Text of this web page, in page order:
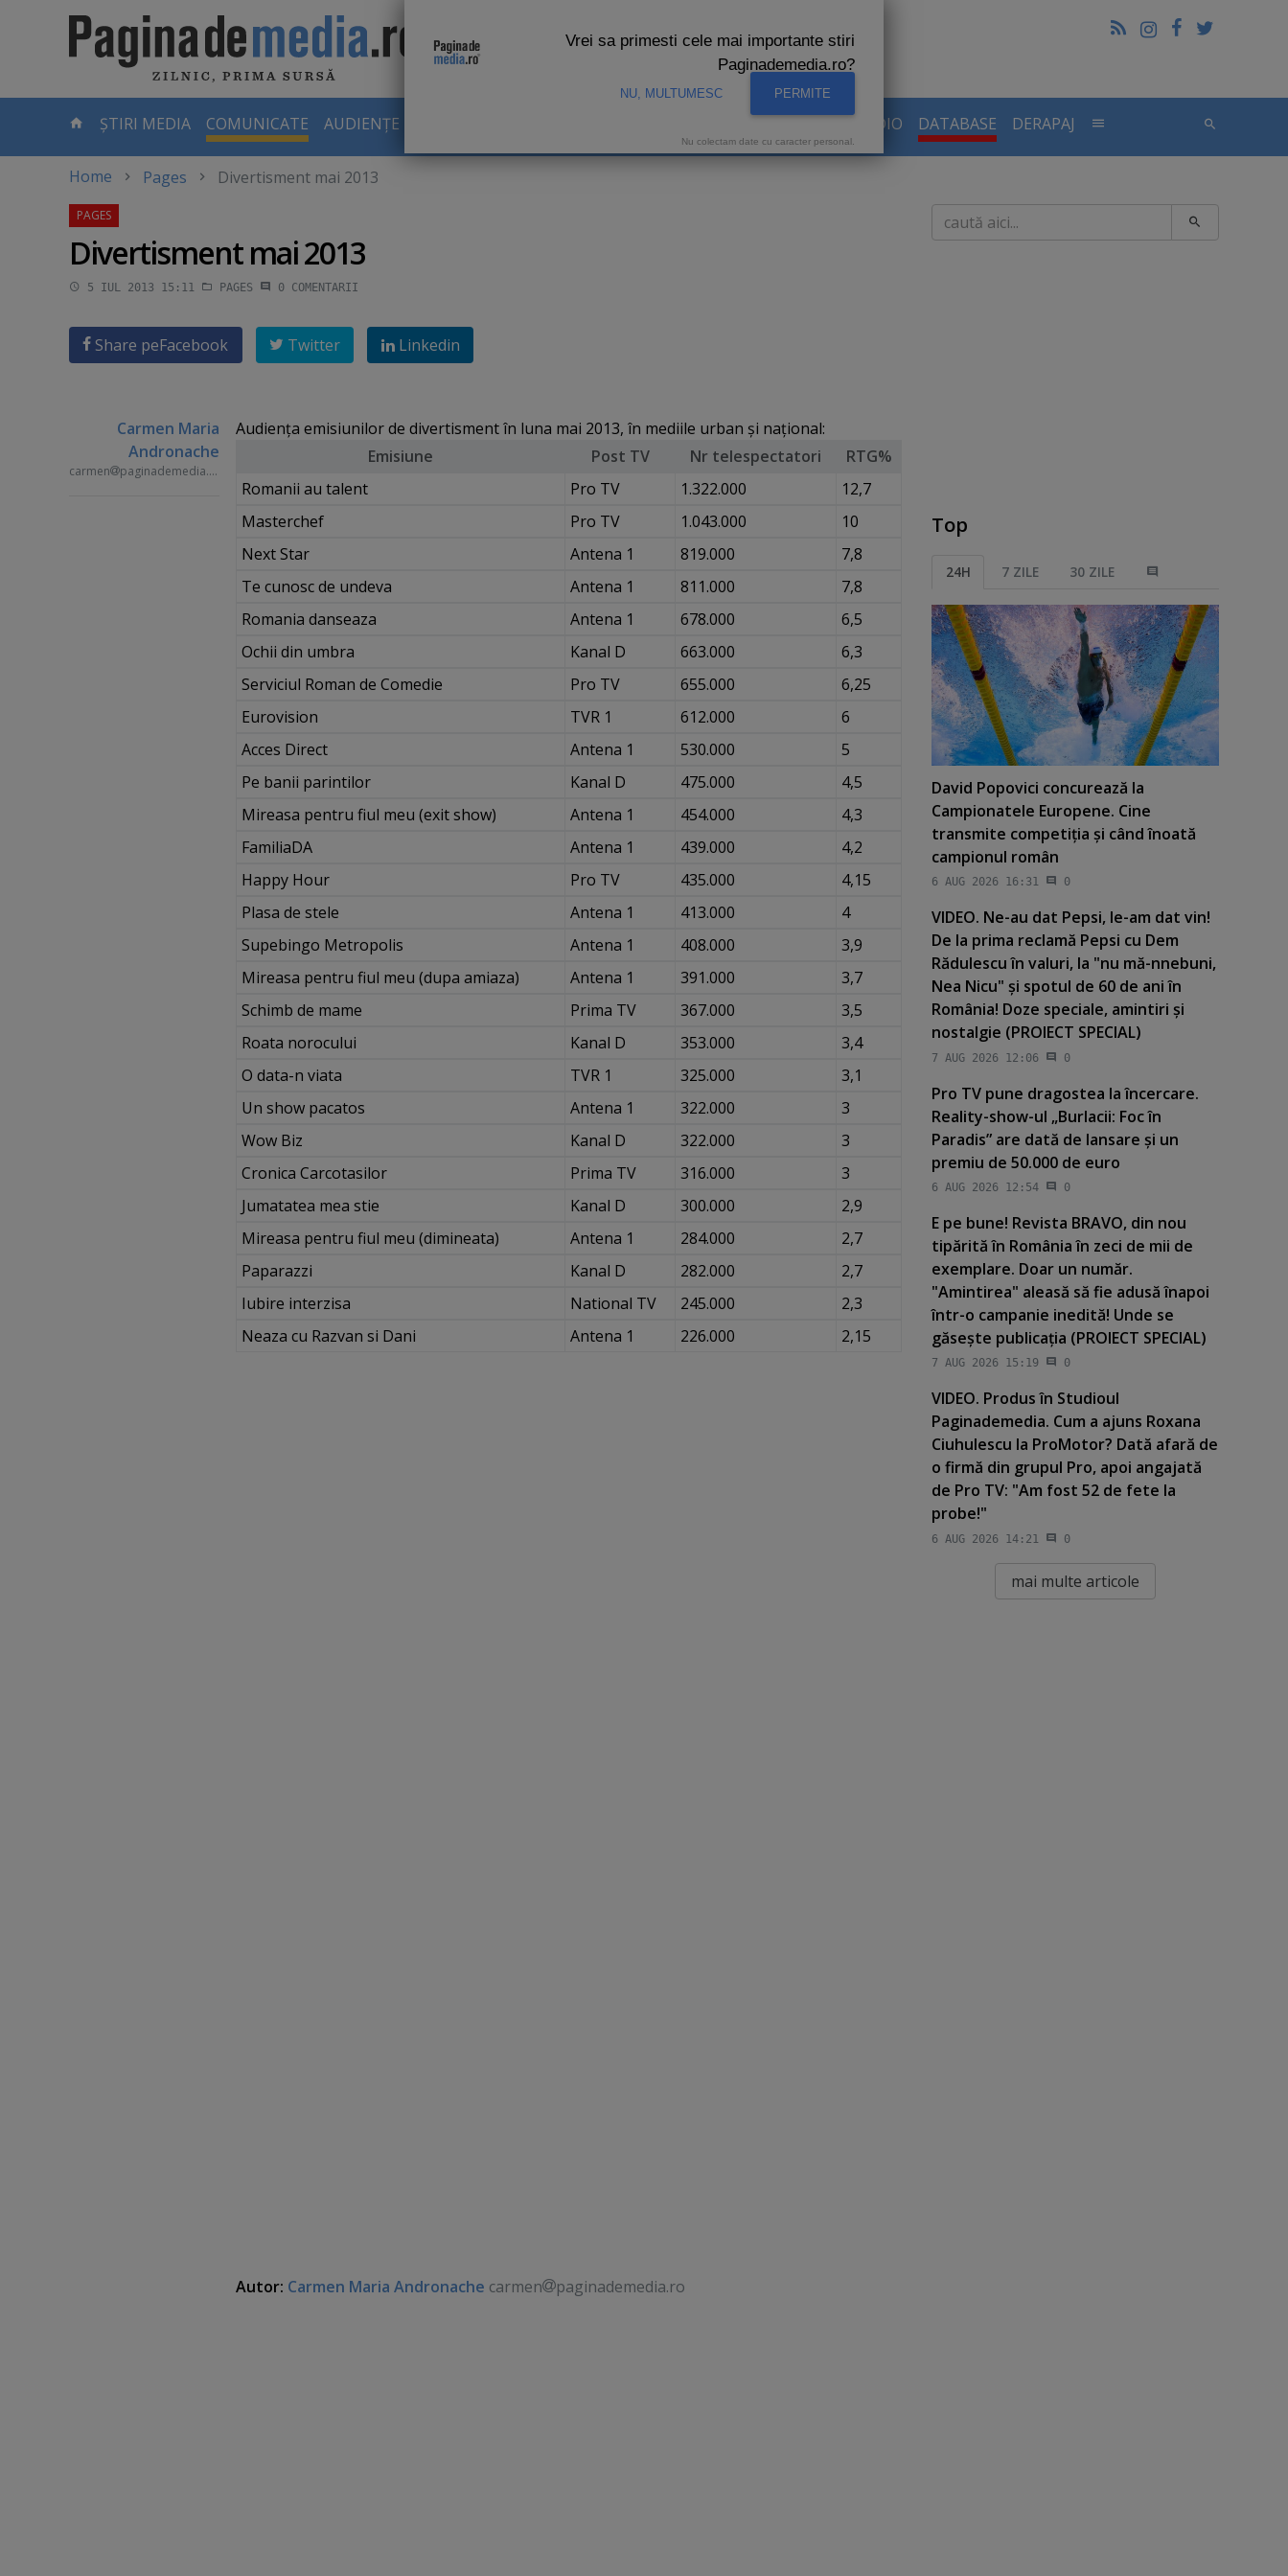
CURENTĂ
ȘTIRI MEDIA COMUNICATE AUDIENȚE TV AUDIENTE RADIO DATABASE DERAPAJ
Home Pages Divertisment mai 2013
Divertisment mai 2013
5 IUL 2013 15:11 PAGES 0 COMENTARII
Share peFacebook Twitter Linkedin
Carmen Maria
Andronache
carmen paginademedia.ro
Audienţa emisiunilor de divertisment în luna mai 2013, în mediile urban şi naţional:
Emisiune
Post TV Nr telespectatori
RTG%
Romanii au talent
Pro TV 1.322.000
12,7
Masterchef
Pro TV 1.043.000
10
Next Star
Antena 1 819.000
7,8
Te cunosc de undeva
Antena 1 811.000
7,8
Romania danseaza
Antena 1 678.000
6,5
Ochii din umbra
Kanal D 663.000
6,3
Serviciul Roman de Comedie
Pro TV 655.000
6,25
Eurovision
TVR 1 612.000
6
Acces Direct
Antena 1 530.000
5
Pe banii parintilor
Kanal D 475.000
4,5
Mireasa pentru fiul meu (exit show)
Antena 1 454.000
4,3
FamiliaDA
Antena 1 439.000
4,2
Happy Hour
Pro TV 435.000
4,15
Plasa de stele
Antena 1 413.000
4
Supebingo Metropolis
Antena 1 408.000
3,9
Mireasa pentru fiul meu (dupa amiaza)
Antena 1 391.000
3,7
Schimb de mame
Prima TV 367.000
3,5
Roata norocului
Kanal D 353.000
3,4
O data-n viata
TVR 1 325.000
3,1
Un show pacatos
Antena 1 322.000
3
Wow Biz
Kanal D 322.000
3
Cronica Carcotasilor
Prima TV 316.000
3
Jumatatea mea stie
Kanal D 300.000
2,9
Mireasa pentru fiul meu (dimineata)
Antena 1 284.000
2,7
Paparazzi
Kanal D 282.000
2,7
Iubire interzisa
National TV 245.000
2,3
Neaza cu Razvan si Dani
Antena 1 226.000 2,15
Autor: Carmen Maria Andronache carmen paginademedia.ro
Caută
Top
24H 7 ZILE 30 ZILE
David Popovici concurează la
Campionatele Europene. Cine
transmite competiţia şi când înoată
campionul român
6 AUG 2026 16:31 0
VIDEO. Ne-au dat Pepsi, le-am dat vin!
De la prima reclamă Pepsi cu Dem
Rădulescu în valuri, la "nu mă-nnebuni,
Nea Nicu" şi spotul de 60 de ani în
România! Doze speciale, amintiri şi
nostalgie (PROIECT SPECIAL)
7 AUG 2026 12:06 0
Pro TV pune dragostea la încercare.
Reality-show-ul „Burlacii: Foc în
Paradis” are dată de lansare şi un
premiu de 50.000 de euro
6 AUG 2026 12:54 0
E pe bune! Revista BRAVO, din nou
tipărită în România în zeci de mii de
exemplare. Doar un număr.
"Amintirea" aleasă să fie adusă înapoi
într-o campanie inedită! Unde se
găseşte publicaţia (PROIECT SPECIAL)
7 AUG 2026 15:19 0
VIDEO. Produs în Studioul
Paginademedia. Cum a ajuns Roxana
Ciuhulescu la ProMotor? Dată afară de
o firmă din grupul Pro, apoi angajată
de Pro TV: "Am fost 52 de fete la
probe!"
6 AUG 2026 14:21 0
mai multe articole
Vrei sa primesti cele mai importante stiri
Paginademedia.ro?
NU, MULTUMESC PERMITE
Nu colectam date cu caracter personal.